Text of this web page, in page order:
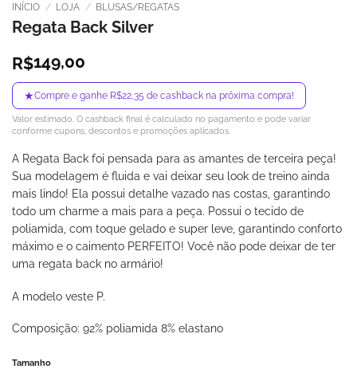
INÍCIO / LOJA / BLUSAS/REGATAS
Regata Back Silver
R$149,00
★Compre e ganhe R$22,35 de cashback na próxima compra!
Valor estimado. O cashback final é calculado no pagamento e pode variar
conforme cupons, descontos e promoções aplicados.
A Regata Back foi pensada para as amantes de terceira peça!
Sua modelagem é fluida e vai deixar seu look de treino ainda
mais lindo! Ela possui detalhe vazado nas costas, garantindo
todo um charme a mais para a peça. Possui o tecido de
poliamida, com toque gelado e super leve, garantindo conforto
máximo e o caimento PERFEITO! Você não pode deixar de ter
uma regata back no armário!
A modelo veste P.
Composição: 92% poliamida 8% elastano
Tamanho